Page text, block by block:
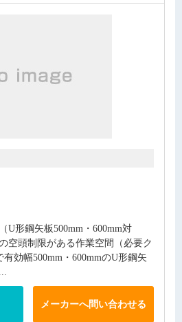
U形鋼矢板500mm・600mm対
空頭制限がある作業空間（必要ク
有効幅500mm・600mmのU形鋼矢
メーカーへ問い合わせる